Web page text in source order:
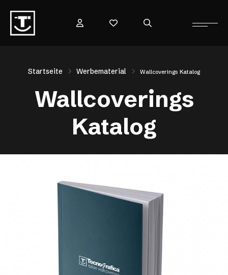
Startseite Werbematerial Wallcoverings Katalog
Wallcoverings
Katalog